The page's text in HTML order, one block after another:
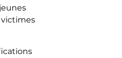
victimes